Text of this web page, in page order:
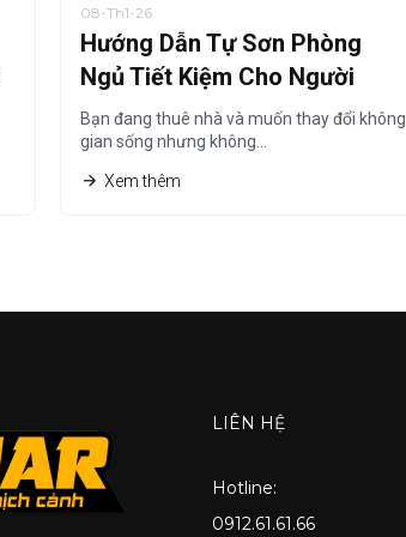
08-Th1-26
Hướng Dẫn Tự Sơn Phòng
Ngủ Tiết Kiệm Cho Người
Thuê Nhà
Bạn đang thuê nhà và muốn thay đổi không
gian sống nhưng không…
Xem thêm
LIÊN HỆ
Hotline:
0912.61.61.66